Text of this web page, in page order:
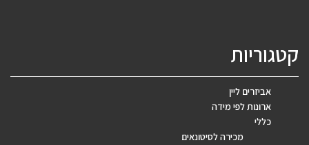
קטגוריות
אביזרים ליין
ארונות לפי מידה
כללי
מכירה לסיטונאים